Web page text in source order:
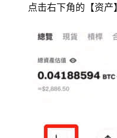
点击右下角的【资产